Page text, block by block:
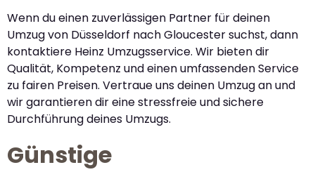
Wenn du einen zuverlässigen Partner für deinen
Umzug von Düsseldorf nach Gloucester suchst, dann
kontaktiere Heinz Umzugsservice. Wir bieten dir
Qualität, Kompetenz und einen umfassenden Service
zu fairen Preisen. Vertraue uns deinen Umzug an und
wir garantieren dir eine stressfreie und sichere
Durchführung deines Umzugs.
Günstige